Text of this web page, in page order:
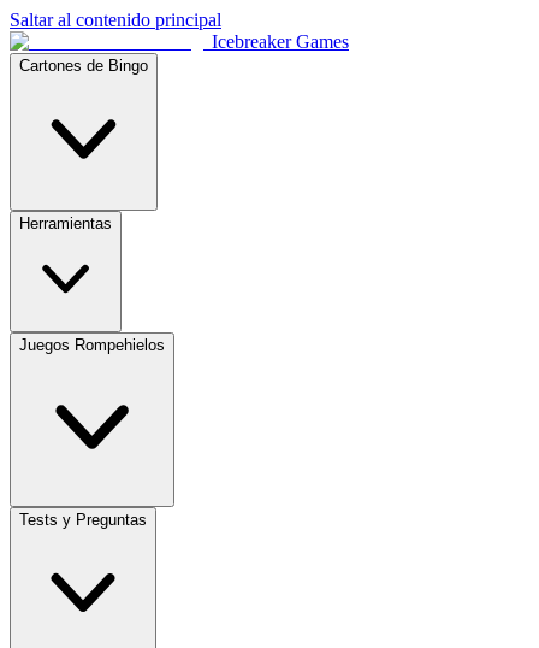
Saltar al contenido principal
Icebreaker Games
Cartones de Bingo
Herramientas
Juegos Rompehielos
Tests y Preguntas